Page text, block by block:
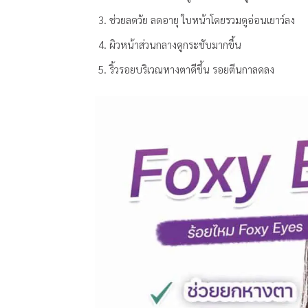
ช่วยลดวัย ลดอายุ ใบหน้าโดยรวมดูอ่อนเยาว์ลง
ผิวหน้าส่วนกลางดูกระชับมากขึ้น
ริ้วรอยบริเวณหางตาดีขึ้น รอยตีนกาลดลง